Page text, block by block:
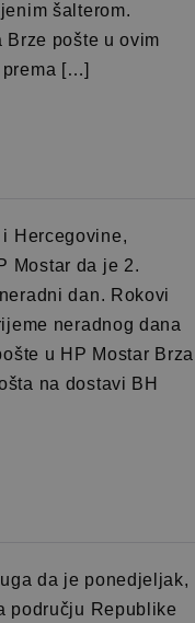
šalterom.
Brze pošte u ovim
prema […]
Hercegovine,
Mostar da je 2.
dan. Rokovi
neradnog dana
u HP Mostar Brza
na dostavi BH
da je ponedjeljak,
području Republike